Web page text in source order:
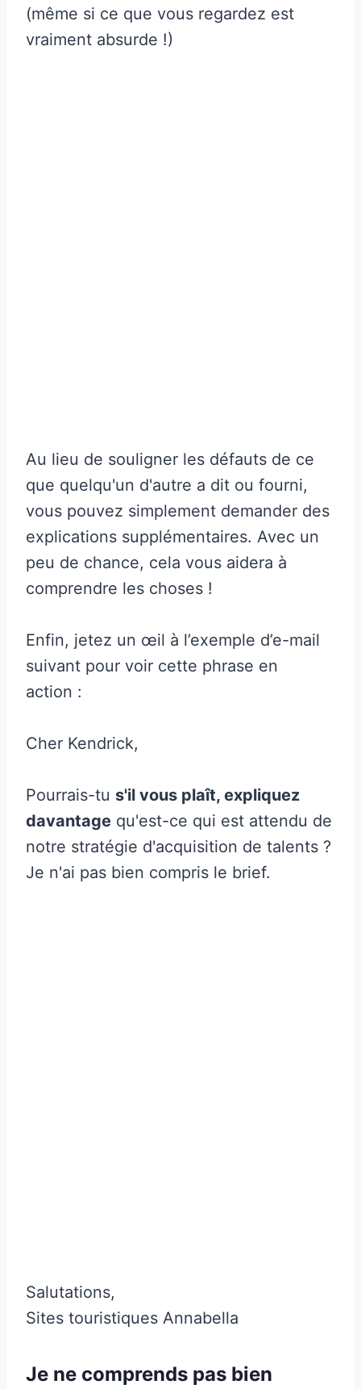
(même si ce que vous regardez est
vraiment absurde !)
Au lieu de souligner les défauts de ce
que quelqu'un d'autre a dit ou fourni,
vous pouvez simplement demander des
explications supplémentaires. Avec un
peu de chance, cela vous aidera à
comprendre les choses !
Enfin, jetez un œil à l’exemple d’e-mail
suivant pour voir cette phrase en
action :
Cher Kendrick,
Pourrais-tu s'il vous plaît, expliquez
davantage qu'est-ce qui est attendu de
notre stratégie d'acquisition de talents ?
Je n'ai pas bien compris le brief.
Salutations,
Sites touristiques Annabella
Je ne comprends pas bien